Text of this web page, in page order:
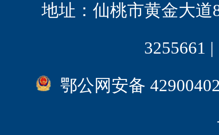
地址：仙桃市黄金大道
3255661
鄂公网安备